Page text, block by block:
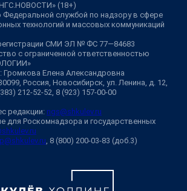
(18+)
Федеральной службой по надзору в сфере
технологий и массовых коммуникаций
СМИ ЭЛ № ФС 77—84683
с ограниченной ответственностью
Громкова Елена Александровна
Россия, Новосибирск, ул. Ленина, д. 12,
212-52-52, 8 (923) 157-00-00
редакции: ngs@shkulev.ru
для Роскомнадзора и государственных
, 8 (800) 200-03-83 (доб.3)